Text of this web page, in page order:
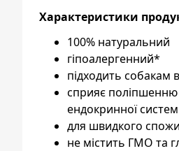
Характеристики
100% натуральний
гіпоалергенний*
підходить собакам
сприяє поліпшенню
ендокринної
для швидкого
не містить ГМО та